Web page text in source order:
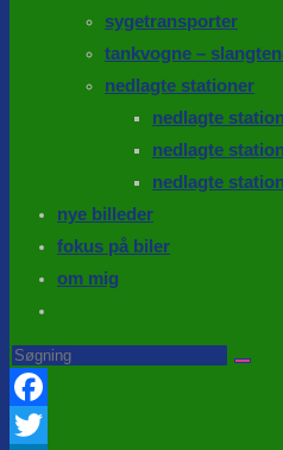
sygetransporter
tankvogne –
nedlagte stationer
nedlagte
nedlagte
nedlagte
nye billeder
fokus på biler
om mig
website
Search
this
website
Facebook